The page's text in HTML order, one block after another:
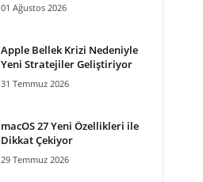
01 Ağustos 2026
Apple Bellek Krizi Nedeniyle
Yeni Stratejiler Geliştiriyor
31 Temmuz 2026
macOS 27 Yeni Özellikleri ile
Dikkat Çekiyor
29 Temmuz 2026